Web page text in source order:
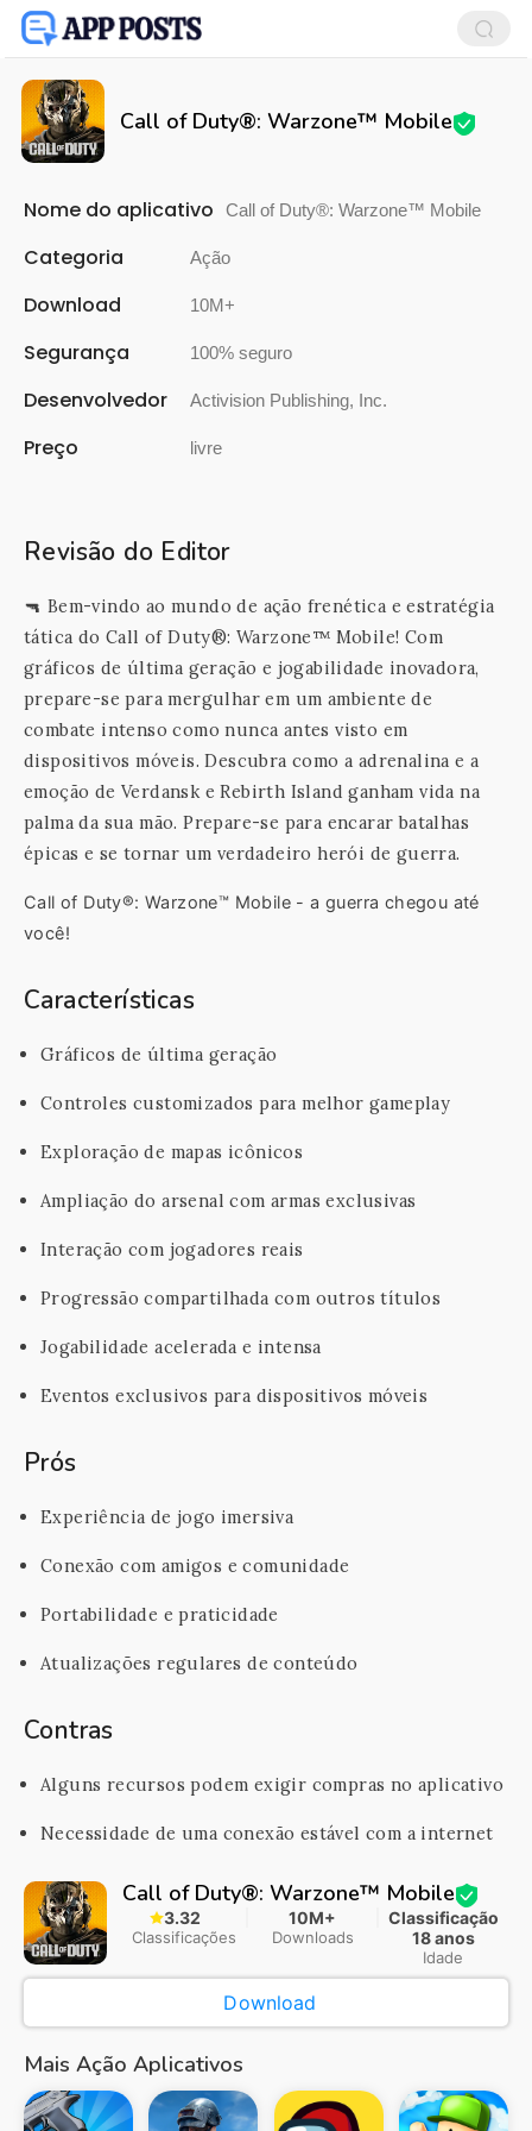
Call of Duty®: Warzone™ Mobile
Nome do aplicativo Call of Duty®: Warzone™ Mobile
Categoria Ação
Download 10M+
Segurança 100% seguro
Desenvolvedor Activision Publishing, Inc.
Preço livre
Revisão do Editor
🔫 Bem-vindo ao mundo de ação frenética e estratégia
tática do Call of Duty®: Warzone™ Mobile! Com
gráficos de última geração e jogabilidade inovadora,
prepare-se para mergulhar em um ambiente de
combate intenso como nunca antes visto em
dispositivos móveis. Descubra como a adrenalina e a
emoção de Verdansk e Rebirth Island ganham vida na
palma da sua mão. Prepare-se para encarar batalhas
épicas e se tornar um verdadeiro herói de guerra.
Call of Duty®: Warzone™ Mobile - a guerra chegou até
você!
Características
Gráficos de última geração
Controles customizados para melhor gameplay
Exploração de mapas icônicos
Ampliação do arsenal com armas exclusivas
Interação com jogadores reais
Progressão compartilhada com outros títulos
Jogabilidade acelerada e intensa
Eventos exclusivos para dispositivos móveis
Prós
Experiência de jogo imersiva
Conexão com amigos e comunidade
Portabilidade e praticidade
Atualizações regulares de conteúdo
Contras
Alguns recursos podem exigir compras no aplicativo
Necessidade de uma conexão estável com a internet
Call of Duty®: Warzone™ Mobile
3.32
Classificações
10M+
Downloads
Classificação
18 anos
Idade
Download
Mais Ação Aplicativos